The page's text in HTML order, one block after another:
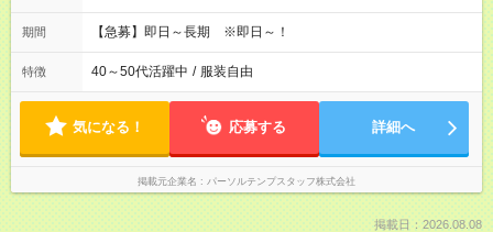
期間 【急募】即日～長期 ※即日～！
特徴 40～50代活躍中 / 服装自由
気になる！ 応募する 詳細へ
掲載元企業名 パーソルテンプスタッフ株式会社
掲載日：2026.08.08